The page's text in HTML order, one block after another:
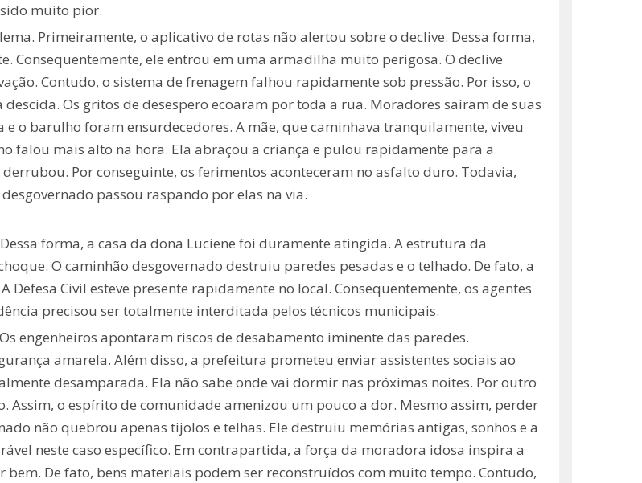
muito pior.
Primeiramente, o aplicativo de rotas não alertou sobre o declive. Dessa forma,
Consequentemente, ele entrou em uma armadilha muito perigosa. O declive
Contudo, o sistema de frenagem falhou rapidamente sob pressão. Por isso, o
Os gritos de desespero ecoaram por toda a rua. Moradores saíram de suas
o barulho foram ensurdecedores. A mãe, que caminhava tranquilamente, viveu
falou mais alto na hora. Ela abraçou a criança e pulou rapidamente para a
Por conseguinte, os ferimentos aconteceram no asfalto duro. Todavia,
passou raspando por elas na via.
forma, a casa da dona Luciene foi duramente atingida. A estrutura da
O caminhão desgovernado destruiu paredes pesadas e o telhado. De fato, a
Civil esteve presente rapidamente no local. Consequentemente, os agentes
precisou ser totalmente interditada pelos técnicos municipais.
engenheiros apontaram riscos de desabamento iminente das paredes.
amarela. Além disso, a prefeitura prometeu enviar assistentes sociais ao
desamparada. Ela não sabe onde vai dormir nas próximas noites. Por outro
Assim, o espírito de comunidade amenizou um pouco a dor. Mesmo assim, perder
não quebrou apenas tijolos e telhas. Ele destruiu memórias antigas, sonhos e a
neste caso específico. Em contrapartida, a força da moradora idosa inspira a
De fato, bens materiais podem ser reconstruídos com muito tempo. Contudo,